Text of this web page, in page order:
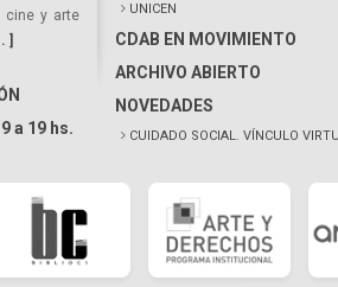
cine y arte
]
a 19 hs.
UNICEN
CDAB EN MOVIMIENTO
ARCHIVO ABIERTO
NOVEDADES
CUIDADO SOCIAL. VÍNCULO